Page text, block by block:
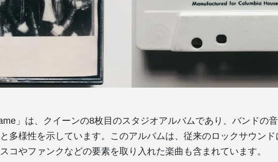
」は、クイーンの8枚目のスタジオアルバムであり、バンドの
多様性を示しています。このアルバムは、従来のロックサウンド
コやファンクなどの要素を取り入れた楽曲も含まれています。